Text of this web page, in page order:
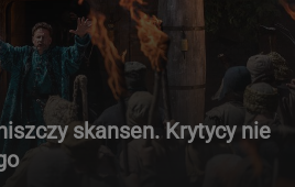
skansen. Krytycy nie